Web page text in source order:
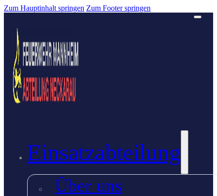
Zum Hauptinhalt springen Zum Footer springen
Einsatzabteilung
Über uns